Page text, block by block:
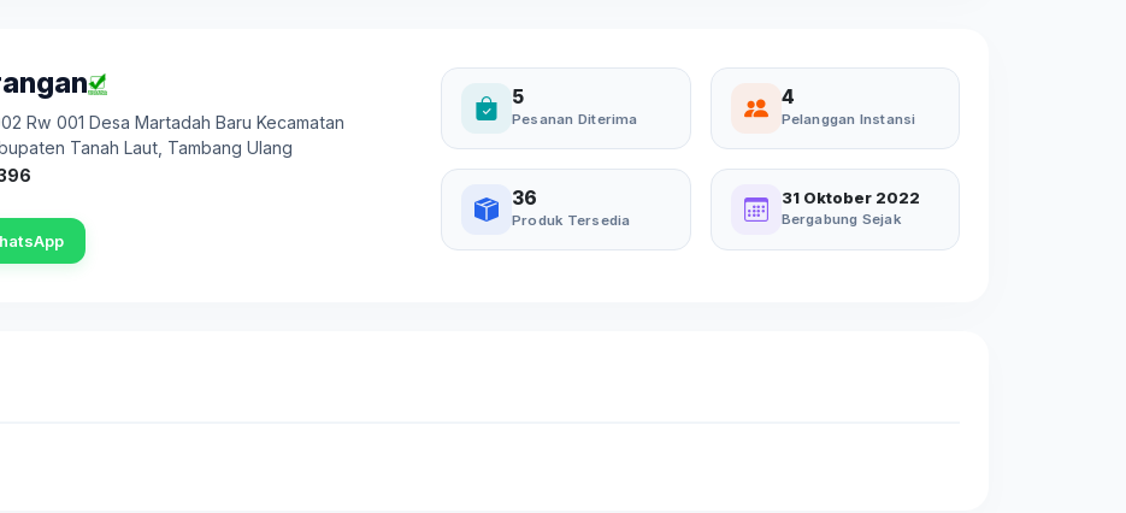
Rw 001 Desa Martadah Baru Kecamatan
Tanah Laut Tambang Ulang
5
Pesanan Diterima
4
Pelanggan Instansi
36
Produk Tersedia
31 Oktober 2022
Bergabung Sejak